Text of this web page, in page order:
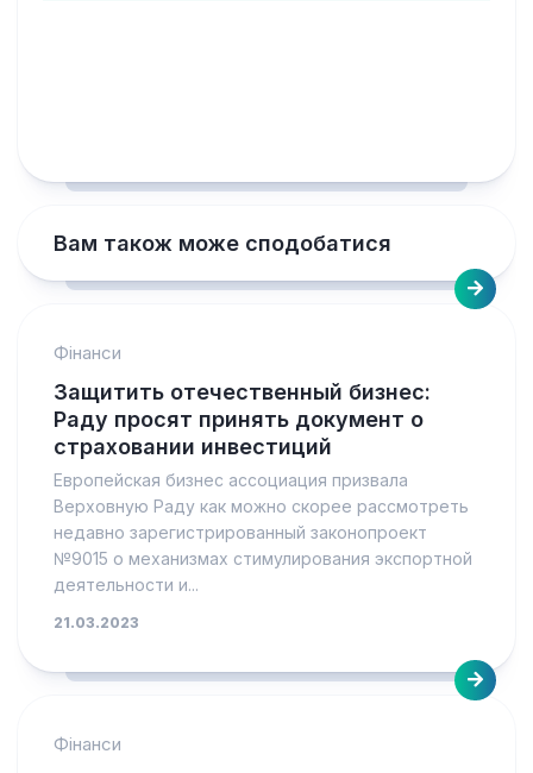
Вам також може сподобатися
Фінанси
Защитить отечественный бизнес:
Раду просят принять документ о
страховании инвестиций
Европейская бизнес ассоциация призвала
Верховную Раду как можно скорее рассмотреть
недавно зарегистрированный законопроект
№9015 о механизмах стимулирования экспортной
деятельности и...
21.03.2023
Фінанси